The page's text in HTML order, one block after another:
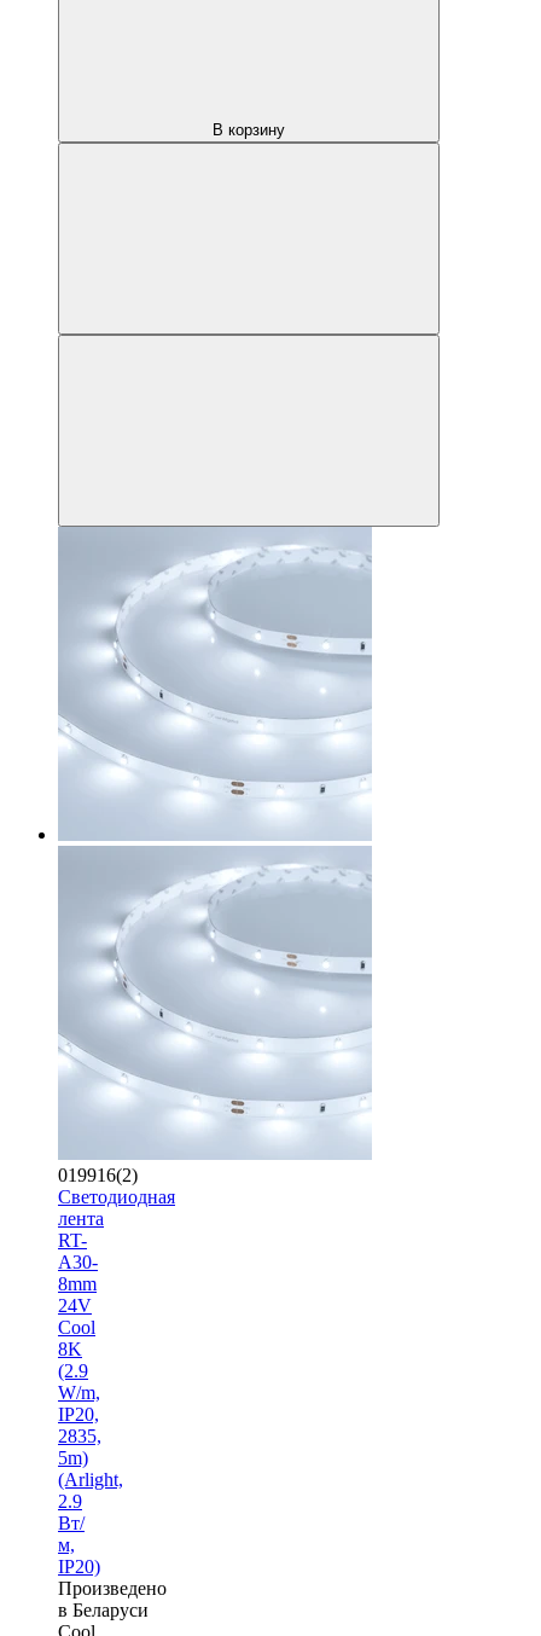
В корзину
019916(2)
Светодиодная
лента
RT-
A30-
8mm
24V
Cool
8K
(2.9
W/m,
IP20,
2835,
5m)
(Arlight,
2.9
Вт/
м,
IP20)
Произведено
в Беларуси
Cool